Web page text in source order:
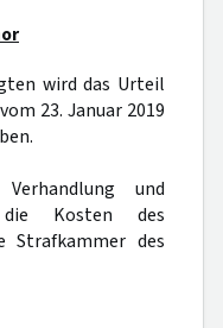
wird das Urteil
23. Januar 2019
und
Kosten des
Strafkammer des